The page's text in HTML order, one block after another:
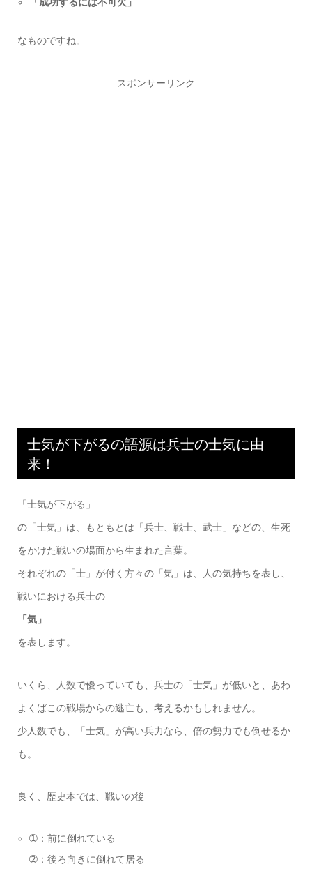
「成功するには不可欠」
なものですね。
スポンサーリンク
士気が下がるの語源は兵士の士気に由
来！
「士気が下がる」
の「士気」は、もともとは「兵士、戦士、武士」などの、生死
をかけた戦いの場面から生まれた言葉。
それぞれの「士」が付く方々の「気」は、人の気持ちを表し、
戦いにおける兵士の
「気」
を表します。
いくら、人数で優っていても、兵士の「士気」が低いと、あわ
よくばこの戦場からの逃亡も、考えるかもしれません。
少人数でも、「士気」が高い兵力なら、倍の勢力でも倒せるか
も。
良く、歴史本では、戦いの後
➀：前に倒れている
➁：後ろ向きに倒れて居る